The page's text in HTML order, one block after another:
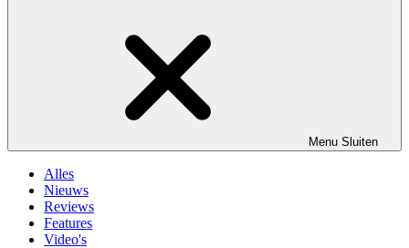
Menu Sluiten
Alles
Nieuws
Reviews
Features
Video's